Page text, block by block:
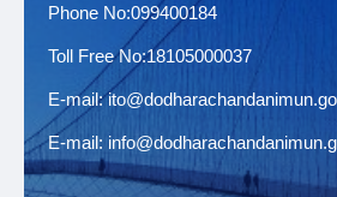
Phone No:099400184
Toll Free No:18105000037
E-mail:
E-mail: